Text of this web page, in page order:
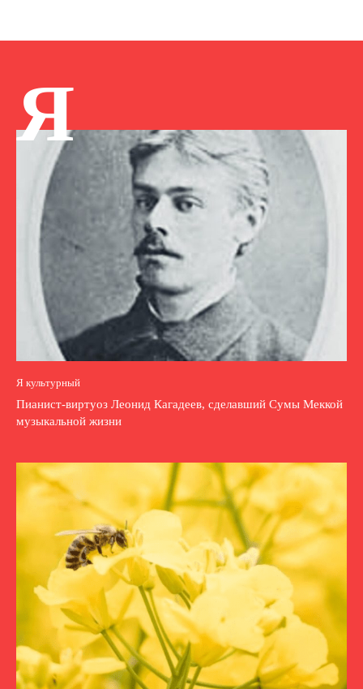
Я
Я культурный
Пианист-виртуоз Леонид Кагадеев, сделавший Сумы Меккой
музыкальной жизни